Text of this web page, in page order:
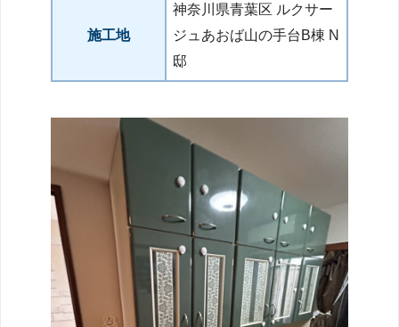
施工地
神奈川県青葉区 ルクサー
ジュあおば山の手台B棟 N
邸